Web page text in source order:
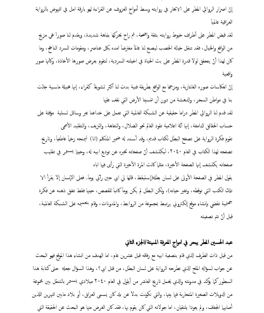
إنّ اصرار الروائي المطر على الابحار في روايته وسط أمواج العزوف عن القراءة لهو بارقة امل في النهوض بالرواية
العراقية عالمياَ
لقد قبض المطر على أطراف خيوط روايته بثقة واضحة، ثم راح يحركها بنباهة شديدة، ويقدم لنا صوراَ هي مزيج
من الواقع والخيال، فقد تنقل خياله الخصب ليصنع لنا عالماَ مفترضاَ امده بكل عناصر، ومقومات السرد الناجح، وما
كان لهذا أنْ يتحقق لولا قدرة المطر على بث الحياة في اخيلته السردية، لتقوم بعرض صورها الأخاذة، وكأنها صور
واقعية
إنّ انعكاسات صوره الفانتازية، ومزجها مع الواقع بطريقة فنية بدت لنا اكثر تشويقاَ كقراء، إنها مخيلة ماسية جالت
بنا في مواطن السحر، والدهشة من دون أن تنسينا الأرض التي نقف عليها
لقد قدم لنا الروائي المطر دراما حقيقية عن الشبكة العالمية التي تعمل على خداعنا عبر وسائل تسلية مؤقتة على
حساب الحقائق الدامغة، إنها آلة اعلامية تقود العالم نحو الضلال، والتفاهة، والنزيف، والتقليد الأعمى
تقوم فكرة الرواية على تصفح البطل لكتاب قديم، وقد أسند له ضمير المتكلم (انا) ليمنحه زخماَ عاطفياَ، وتاريخ
تصفحه لهذا الكتاب في العام ٢٠٤٠، ليكتشف أنّ صفحاته تخبره عن توديع ابيه له، وحينما يستمر في تقليب
صفحاته يكتشف إنها الصفحة الأخيرة، مثلما كانت المرة الأخيرة التي رأى فيها اباه
تلك الكتب التي توقظه، وتغير حياته)، ولكن البطل لم يكن يوماَ كاتباَ للقصص، حينها فقط تفتق ذهنه عن فكرة
جهنمية تقضي بإنشاء موقع إلكتروني يرتبط بمجموعة من الروابط، والمدونات، وقام بتعميمه على الشبكة العالمية،
قبل أنْ تتم تصفيته
عبدالحسين المطر يبحر في امواج المعرفة المميتة/الجزء الثاني
من قبل ذات الطرف الذي قام بتصفية ابيه مع رفاقه قبل عشرين عام، اما الهدف من انشاء هذا الموقع فهو البحث
عن جواب لسؤاله الملح الذي تطرحه الرواية على لسان البطل، من قتل ابي؟، وهذا السؤال جعله حتى كتابة هذا
السطور كما يؤكد في مدونته والذي يحمل تاريخ العاشر من أيلول في العام ٢٠٤٠ ميلادي يستمر بالتنقل بين مجموعة
من الدويلات الصغيرة المتحاربة فيما بينها، والتي تكونت بدلاَ عن بلد كان يسمى العراق، أو بلاد مابين النهرين اللذين
أصابهما الجفاف، ولم يعودا يلتقيان، اما جولاته التي كان يقوم بها، فقد كان الغرض منها هو البحث عن الحقيقة التي